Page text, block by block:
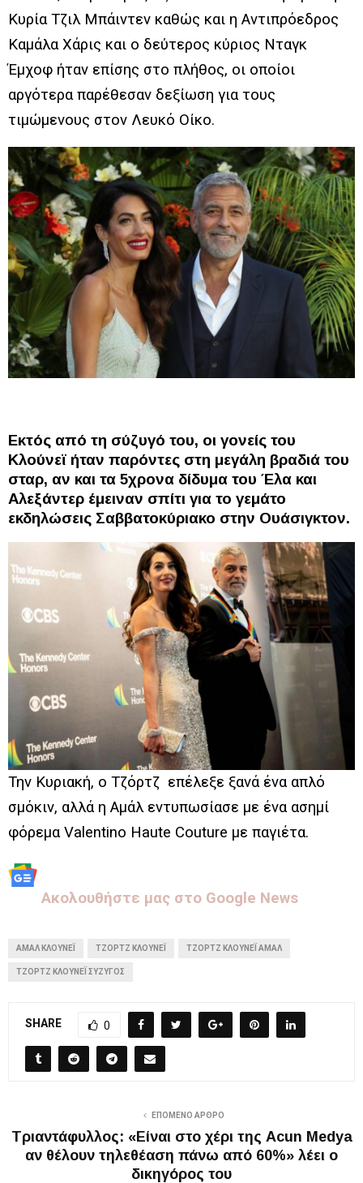
Κυρία Τζιλ Μπάιντεν καθώς και η Αντιπρόεδρος
Καμάλα Χάρις και ο δεύτερος κύριος Νταγκ
Έμχοφ ήταν επίσης στο πλήθος, οι οποίοι
αργότερα παρέθεσαν δεξίωση για τους
τιμώμενους στον Λευκό Οίκο.
Εκτός από τη σύζυγό του, οι γονείς του
Κλούνεϊ ήταν παρόντες στη μεγάλη βραδιά του
σταρ, αν και τα 5χρονα δίδυμα του Έλα και
Αλεξάντερ έμειναν σπίτι για το γεμάτο
εκδηλώσεις Σαββατοκύριακο στην Ουάσιγκτον.
Την Κυριακή, ο Τζόρτζ επέλεξε ξανά ένα απλό
σμόκιν, αλλά η Αμάλ εντυπωσίασε με ένα ασημί
φόρεμα Valentino Haute Couture με παγιέτα.
Aκολουθήστε μας στo Google News
ΑΜΑΛ ΚΛΟΎΝΕΪ ΤΖΟΡΤΖ ΚΛΟΎΝΕΪ ΤΖΌΡΤΖ ΚΛΟΎΝΕΪ ΑΜΆΛ
ΤΖΌΡΤΖ ΚΛΟΎΝΕΪ ΣΎΖΥΓΟΣ
SHARE 0
ΕΠΌΜΕΝΟ ΆΡΘΡΟ
Τριαντάφυλλος: «Είναι στο χέρι της Acun Medya
αν θέλουν τηλεθέαση πάνω από 60%» λέει ο
δικηγόρος του